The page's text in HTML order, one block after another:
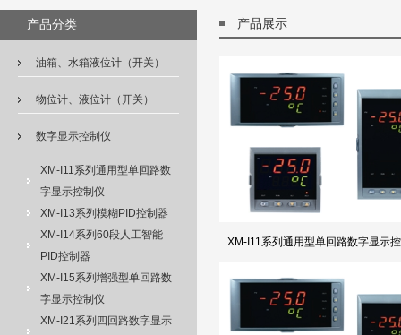
产品分类
油箱、水箱液位计（开关）
物位计、液位计（开关）
数字显示控制仪
XM-I11系列通用型单回路数
字显示控制仪
XM-I13系列模糊PID控制器
XM-I14系列60段人工智能
PID控制器
XM-I15系列增强型单回路数
字显示控制仪
XM-I21系列四回路数字显示
产品展示
XM-I11系列通用型单回路数字显示